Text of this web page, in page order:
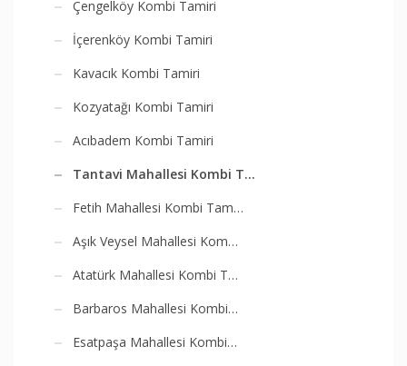
Çengelköy Kombi Tamiri
İçerenköy Kombi Tamiri
Kavacık Kombi Tamiri
Kozyatağı Kombi Tamiri
Acıbadem Kombi Tamiri
Tantavi Mahallesi Kombi T…
Fetih Mahallesi Kombi Tam…
Aşık Veysel Mahallesi Kom…
Atatürk Mahallesi Kombi T…
Barbaros Mahallesi Kombi…
Esatpaşa Mahallesi Kombi…